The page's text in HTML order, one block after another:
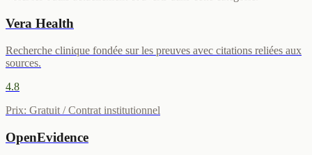
Vera Health
Recherche clinique fondée sur les preuves avec citations reliées aux
sources.
4.8
Prix: Gratuit / Contrat institutionnel
OpenEvidence